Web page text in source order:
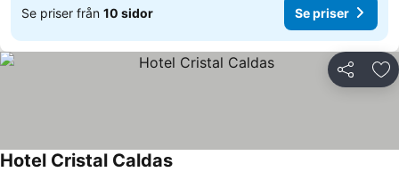
Se priser från 10 sidor Se priser
Dela
Hotel Cristal Caldas